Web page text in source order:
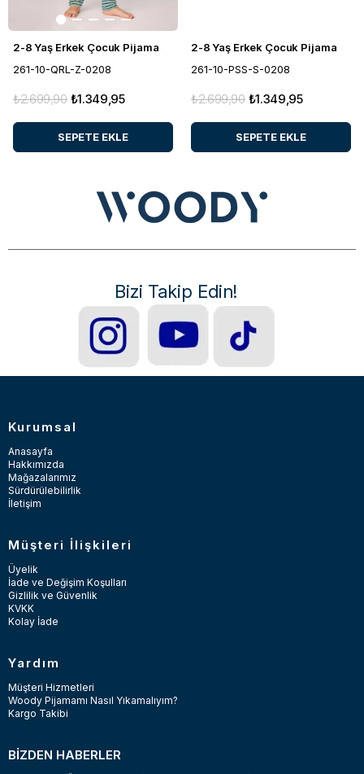
2-8 Yaş Erkek Çocuk Pijama
261-10-QRL-Z-0208
₺1.349,95
₺2.699,90
SEPETE EKLE
2-8 Yaş Erkek Çocuk Pijama
261-10-PSS-S-0208
₺1.349,95
₺2.699,90
SEPETE EKLE
Bizi Takip Edin!
Kurumsal
Anasayfa
Hakkımızda
Mağazalarımız
Sürdürülebilirlik
İletişim
Müşteri İlişkileri
Üyelik
İade ve Değişim Koşulları
Gizlilik ve Güvenlik
KVKK
Kolay İade
Yardım
Müşteri Hizmetleri
Woody Pijamamı Nasıl Yıkamalıyım?
Kargo Takibi
BİZDEN HABERLER